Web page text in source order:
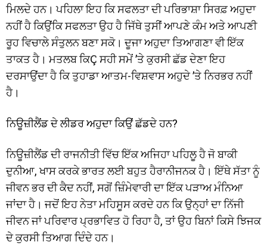
ਮਿਲਦੇ ਹਨ। ਪਹਿਲਾ ਇਹ ਕਿ ਸਫਲਤਾ ਦੀ ਪਰਿਭਾਸ਼ਾ ਸਿਰਫ਼ ਅਹੁਦਾ
ਨਹੀਂ ਹੈ ਕਿਉਂਕਿ ਸਫਲਤਾ ਉਹ ਹੈ ਜਿੱਥੇ ਤੁਸੀਂ ਆਪਣੇ ਕੰਮ ਅਤੇ ਆਪਣੀ
ਰੂਹ ਵਿਚਾਲੇ ਸੰਤੁਲਨ ਬਣਾ ਸਕੋ। ਦੂਜਾ ਅਹੁਦਾ ਤਿਆਗਣਾ ਵੀ ਇੱਕ
ਤਾਕਤ ਹੈ। ਮਤਲਬ ਕਿÇ ਸਹੀ ਸਮੇਂ ’ਤੇ ਕੁਰਸੀ ਛੱਡ ਦੇਣਾ ਇਹ
ਦਰਸਾਉਂਦਾ ਹੈ ਕਿ ਤੁਹਾਡਾ ਆਤਮ-ਵਿਸ਼ਵਾਸ ਅਹੁਦੇ ’ਤੇ ਨਿਰਭਰ ਨਹੀਂ
ਹੈ।
ਨਿਊਜ਼ੀਲੈਂਡ ਦੇ ਲੀਡਰ ਅਹੁਦਾ ਕਿਉਂ ਛੱਡਦੇ ਹਨ?
ਨਿਊਜ਼ੀਲੈਂਡ ਦੀ ਰਾਜਨੀਤੀ ਵਿੱਚ ਇੱਕ ਅਜਿਹਾ ਪਹਿਲੂ ਹੈ ਜੋ ਬਾਕੀ
ਦੁਨੀਆ, ਖਾਸ ਕਰਕੇ ਭਾਰਤ ਲਈ ਬਹੁਤ ਹੈਰਾਨੀਜਨਕ ਹੈ। ਇੱਥੇ ਸੱਤਾ ਨੂੰ
ਜੀਵਨ ਭਰ ਦੀ ਕੈਦ ਨਹੀਂ, ਸਗੋਂ ਜ਼ਿੰਮੇਵਾਰੀ ਦਾ ਇੱਕ ਪੜਾਅ ਮੰਨਿਆ
ਜਾਂਦਾ ਹੈ। ਜਦੋਂ ਇਹ ਨੇਤਾ ਮਹਿਸੂਸ ਕਰਦੇ ਹਨ ਕਿ ਉਨ੍ਹਾਂ ਦਾ ਨਿੱਜੀ
ਜੀਵਨ ਜਾਂ ਪਰਿਵਾਰ ਪ੍ਰਭਾਵਿਤ ਹੋ ਰਿਹਾ ਹੈ, ਤਾਂ ਉਹ ਬਿਨਾਂ ਕਿਸੇ ਝਿਜਕ
ਦੇ ਕੁਰਸੀ ਤਿਆਗ ਦਿੰਦੇ ਹਨ।